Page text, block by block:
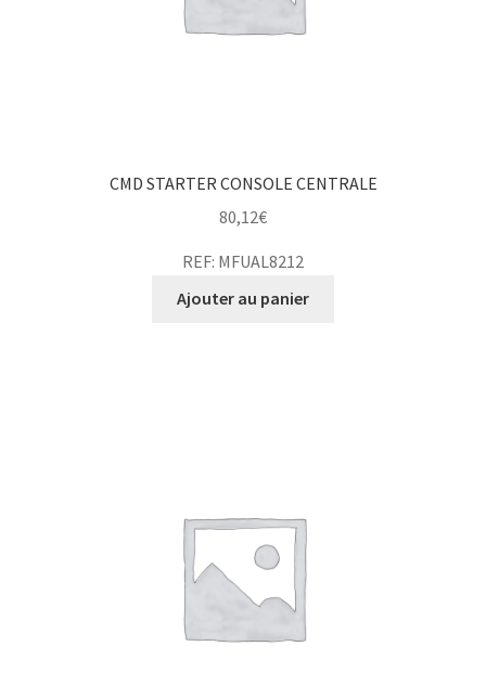
CMD STARTER CONSOLE CENTRALE
80,12€
REF: MFUAL8212
Ajouter au panier